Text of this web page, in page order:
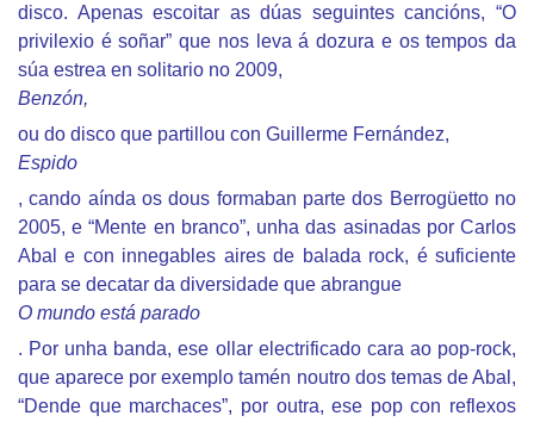
disco. Apenas escoitar as dúas seguintes cancións, “O
privilexio é soñar” que nos leva á dozura e os tempos da
súa estrea en solitario no 2009,
Benzón,
ou do disco que partillou con Guillerme Fernández,
Espido
, cando aínda os dous formaban parte dos Berrogüetto no
2005, e “Mente en branco”, unha das asinadas por Carlos
Abal e con innegables aires de balada rock, é suficiente
para se decatar da diversidade que abrangue
O mundo está parado
. Por unha banda, ese ollar electrificado cara ao pop-rock,
que aparece por exemplo tamén noutro dos temas de Abal,
“Dende que marchaces”, por outra, ese pop con reflexos